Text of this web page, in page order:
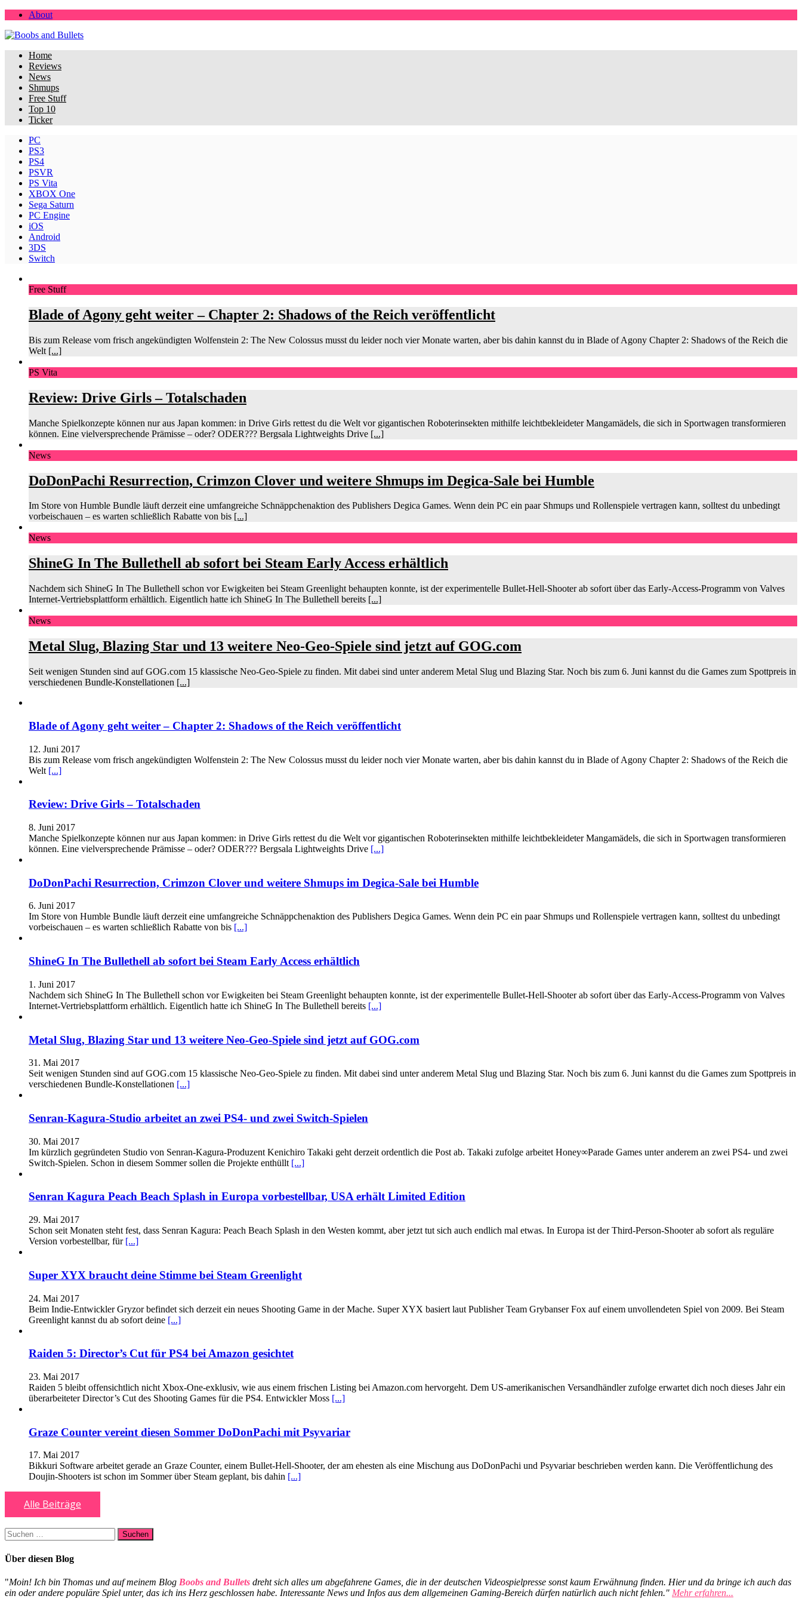
About
Home
Reviews
News
Shmups
Free Stuff
Top 10
Ticker
PC
PS3
PS4
PSVR
PS Vita
XBOX One
Sega Saturn
PC Engine
iOS
Android
3DS
Switch
Free Stuff
Blade of Agony geht weiter – Chapter 2: Shadows of the Reich veröffentlicht
Bis zum Release vom frisch angekündigten Wolfenstein 2: The New Colossus musst du leider noch vier Monate warten, aber bis dahin kannst du in Blade of Agony Chapter 2: Shadows of the Reich die
Welt [...]
PS Vita
Review: Drive Girls – Totalschaden
Manche Spielkonzepte können nur aus Japan kommen: in Drive Girls rettest du die Welt vor gigantischen Roboterinsekten mithilfe leichtbekleideter Mangamädels, die sich in Sportwagen transformieren
können. Eine vielversprechende Prämisse – oder? ODER??? Bergsala Lightweights Drive [...]
News
DoDonPachi Resurrection, Crimzon Clover und weitere Shmups im Degica-Sale bei Humble
Im Store von Humble Bundle läuft derzeit eine umfangreiche Schnäppchenaktion des Publishers Degica Games. Wenn dein PC ein paar Shmups und Rollenspiele vertragen kann, solltest du unbedingt
vorbeischauen – es warten schließlich Rabatte von bis [...]
News
ShineG In The Bullethell ab sofort bei Steam Early Access erhältlich
Nachdem sich ShineG In The Bullethell schon vor Ewigkeiten bei Steam Greenlight behaupten konnte, ist der experimentelle Bullet-Hell-Shooter ab sofort über das Early-Access-Programm von Valves
Internet-Vertriebsplattform erhältlich. Eigentlich hatte ich ShineG In The Bullethell bereits [...]
News
Metal Slug, Blazing Star und 13 weitere Neo-Geo-Spiele sind jetzt auf GOG.com
Seit wenigen Stunden sind auf GOG.com 15 klassische Neo-Geo-Spiele zu finden. Mit dabei sind unter anderem Metal Slug und Blazing Star. Noch bis zum 6. Juni kannst du die Games zum Spottpreis in
verschiedenen Bundle-Konstellationen [...]
Blade of Agony geht weiter – Chapter 2: Shadows of the Reich veröffentlicht
12. Juni 2017
Bis zum Release vom frisch angekündigten Wolfenstein 2: The New Colossus musst du leider noch vier Monate warten, aber bis dahin kannst du in Blade of Agony Chapter 2: Shadows of the Reich die
Welt [...]
Review: Drive Girls – Totalschaden
8. Juni 2017
Manche Spielkonzepte können nur aus Japan kommen: in Drive Girls rettest du die Welt vor gigantischen Roboterinsekten mithilfe leichtbekleideter Mangamädels, die sich in Sportwagen transformieren
können. Eine vielversprechende Prämisse – oder? ODER??? Bergsala Lightweights Drive [...]
DoDonPachi Resurrection, Crimzon Clover und weitere Shmups im Degica-Sale bei Humble
6. Juni 2017
Im Store von Humble Bundle läuft derzeit eine umfangreiche Schnäppchenaktion des Publishers Degica Games. Wenn dein PC ein paar Shmups und Rollenspiele vertragen kann, solltest du unbedingt
vorbeischauen – es warten schließlich Rabatte von bis [...]
ShineG In The Bullethell ab sofort bei Steam Early Access erhältlich
1. Juni 2017
Nachdem sich ShineG In The Bullethell schon vor Ewigkeiten bei Steam Greenlight behaupten konnte, ist der experimentelle Bullet-Hell-Shooter ab sofort über das Early-Access-Programm von Valves
Internet-Vertriebsplattform erhältlich. Eigentlich hatte ich ShineG In The Bullethell bereits [...]
Metal Slug, Blazing Star und 13 weitere Neo-Geo-Spiele sind jetzt auf GOG.com
31. Mai 2017
Seit wenigen Stunden sind auf GOG.com 15 klassische Neo-Geo-Spiele zu finden. Mit dabei sind unter anderem Metal Slug und Blazing Star. Noch bis zum 6. Juni kannst du die Games zum Spottpreis in
verschiedenen Bundle-Konstellationen [...]
Senran-Kagura-Studio arbeitet an zwei PS4- und zwei Switch-Spielen
30. Mai 2017
Im kürzlich gegründeten Studio von Senran-Kagura-Produzent Kenichiro Takaki geht derzeit ordentlich die Post ab. Takaki zufolge arbeitet Honey∞Parade Games unter anderem an zwei PS4- und zwei
Switch-Spielen. Schon in diesem Sommer sollen die Projekte enthüllt [...]
Senran Kagura Peach Beach Splash in Europa vorbestellbar, USA erhält Limited Edition
29. Mai 2017
Schon seit Monaten steht fest, dass Senran Kagura: Peach Beach Splash in den Westen kommt, aber jetzt tut sich auch endlich mal etwas. In Europa ist der Third-Person-Shooter ab sofort als reguläre
Version vorbestellbar, für [...]
Super XYX braucht deine Stimme bei Steam Greenlight
24. Mai 2017
Beim Indie-Entwickler Gryzor befindet sich derzeit ein neues Shooting Game in der Mache. Super XYX basiert laut Publisher Team Grybanser Fox auf einem unvollendeten Spiel von 2009. Bei Steam
Greenlight kannst du ab sofort deine [...]
Raiden 5: Director’s Cut für PS4 bei Amazon gesichtet
23. Mai 2017
Raiden 5 bleibt offensichtlich nicht Xbox-One-exklusiv, wie aus einem frischen Listing bei Amazon.com hervorgeht. Dem US-amerikanischen Versandhändler zufolge erwartet dich noch dieses Jahr ein
überarbeiteter Director’s Cut des Shooting Games für die PS4. Entwickler Moss [...]
Graze Counter vereint diesen Sommer DoDonPachi mit Psyvariar
17. Mai 2017
Bikkuri Software arbeitet gerade an Graze Counter, einem Bullet-Hell-Shooter, der am ehesten als eine Mischung aus DoDonPachi und Psyvariar beschrieben werden kann. Die Veröffentlichung des
Doujin-Shooters ist schon im Sommer über Steam geplant, bis dahin [...]
Alle Beiträge
Suchen
nach:
Über diesen Blog
"Moin! Ich bin Thomas und auf meinem Blog Boobs and Bullets dreht sich alles um abgefahrene Games, die in der deutschen Videospielpresse sonst kaum Erwähnung finden. Hier und da bringe ich auch das
ein oder andere populäre Spiel unter, das ich ins Herz geschlossen habe. Interessante News und Infos aus dem allgemeinen Gaming-Bereich dürfen natürlich auch nicht fehlen." Mehr erfahren...